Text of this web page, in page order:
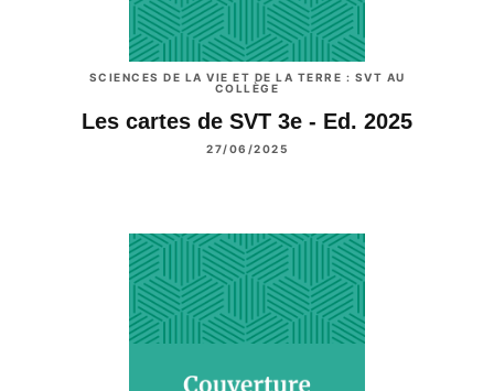
SCIENCES DE LA VIE ET DE LA TERRE : SVT AU
COLLÈGE
Les cartes de SVT 3e - Ed. 2025
27/06/2025